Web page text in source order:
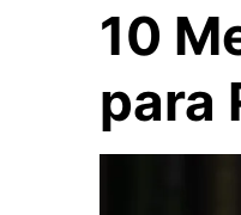
10
para